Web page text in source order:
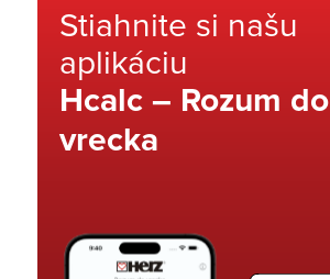
Stiahnite si našu
aplikáciu
Hcalc – Rozum do
vrecka